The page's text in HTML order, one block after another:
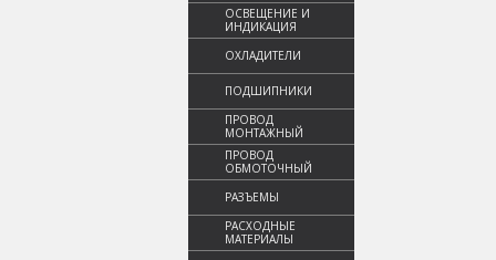
ОСВЕЩЕНИЕ И
ИНДИКАЦИЯ
ОХЛАДИТЕЛИ
ПОДШИПНИКИ
ПРОВОД
МОНТАЖНЫЙ
ПРОВОД
ОБМОТОЧНЫЙ
РАЗЪЕМЫ
РАСХОДНЫЕ
МАТЕРИАЛЫ